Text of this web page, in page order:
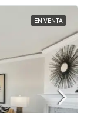
EN VENTA